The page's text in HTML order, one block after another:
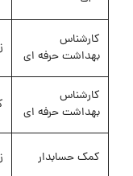
کارشناس
بهداشت حرفه ای
کارشناس
بهداشت حرفه ای
کمک حسابدار